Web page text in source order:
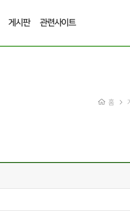
게시판 관련사이트
홈